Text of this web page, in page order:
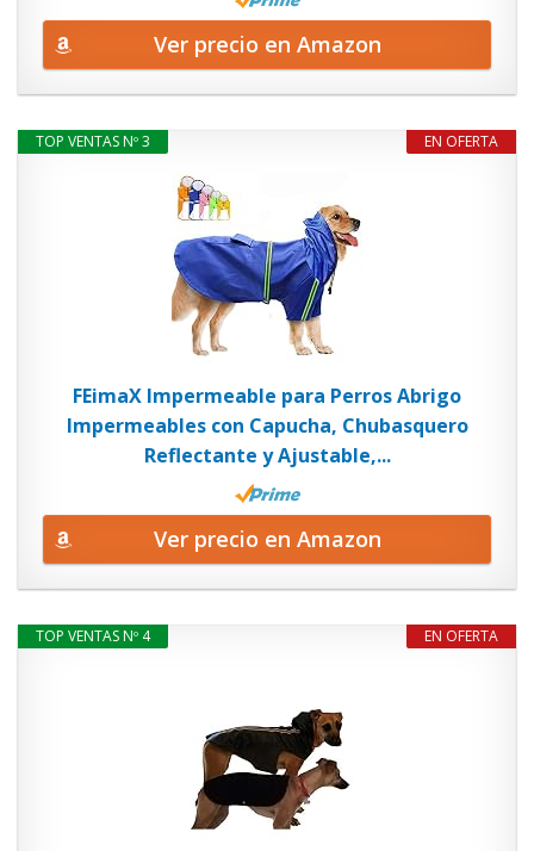
Ver precio en Amazon
EN OFERTA
TOP VENTAS Nº 3
FEimaX Impermeable para Perros Abrigo
Impermeables con Capucha, Chubasquero
Reflectante y Ajustable,...
Ver precio en Amazon
EN OFERTA
TOP VENTAS Nº 4